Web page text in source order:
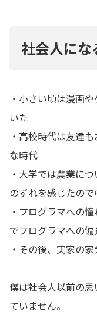
社会人にな
・小さい頃は漫画
いた
・高校時代は友達
な時代
・大学では農業に
のずれを感じたので
・プログラマへの
でプログラマへの
・その後、実家の
僕は社会人以前の
ていません。